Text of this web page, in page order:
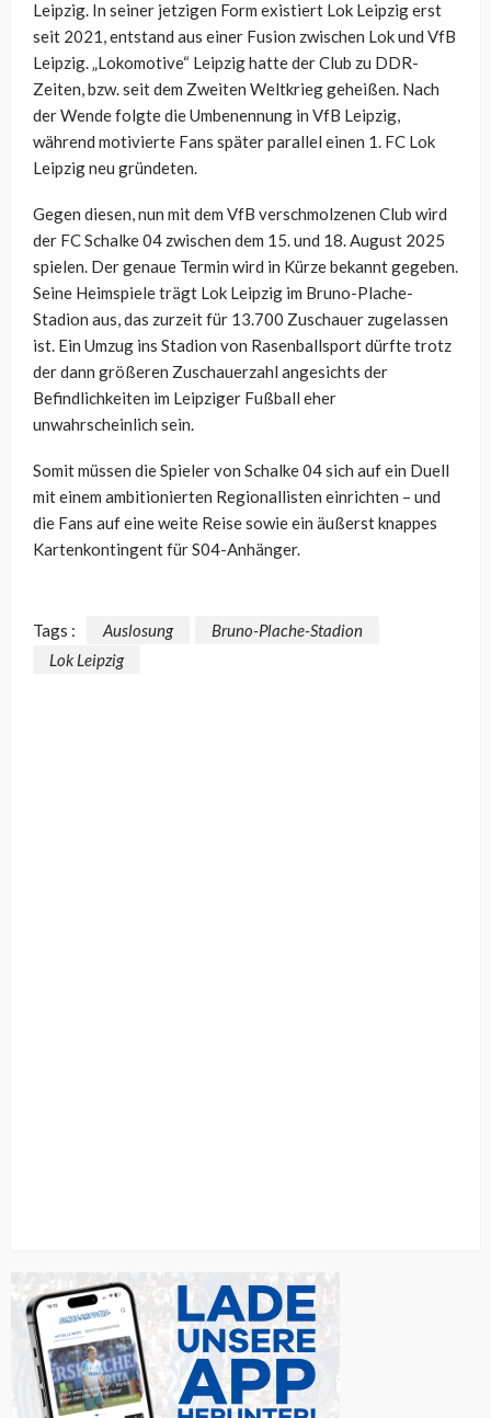
Leipzig. In seiner jetzigen Form existiert Lok Leipzig erst
seit 2021, entstand aus einer Fusion zwischen Lok und VfB
Leipzig. „Lokomotive“ Leipzig hatte der Club zu DDR-
Zeiten, bzw. seit dem Zweiten Weltkrieg geheißen. Nach
der Wende folgte die Umbenennung in VfB Leipzig,
während motivierte Fans später parallel einen 1. FC Lok
Leipzig neu gründeten.
Gegen diesen, nun mit dem VfB verschmolzenen Club wird
der FC Schalke 04 zwischen dem 15. und 18. August 2025
spielen. Der genaue Termin wird in Kürze bekannt gegeben.
Seine Heimspiele trägt Lok Leipzig im Bruno-Plache-
Stadion aus, das zurzeit für 13.700 Zuschauer zugelassen
ist. Ein Umzug ins Stadion von Rasenballsport dürfte trotz
der dann größeren Zuschauerzahl angesichts der
Befindlichkeiten im Leipziger Fußball eher
unwahrscheinlich sein.
Somit müssen die Spieler von Schalke 04 sich auf ein Duell
mit einem ambitionierten Regionallisten einrichten – und
die Fans auf eine weite Reise sowie ein äußerst knappes
Kartenkontingent für S04-Anhänger.
Tags : Auslosung
Bruno-Plache-Stadion
Lok Leipzig